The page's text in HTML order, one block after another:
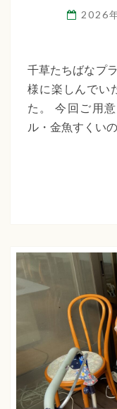
2026
千草たちばなプ
様に楽しんでい
た。 今回ご用
ル・金魚すくい